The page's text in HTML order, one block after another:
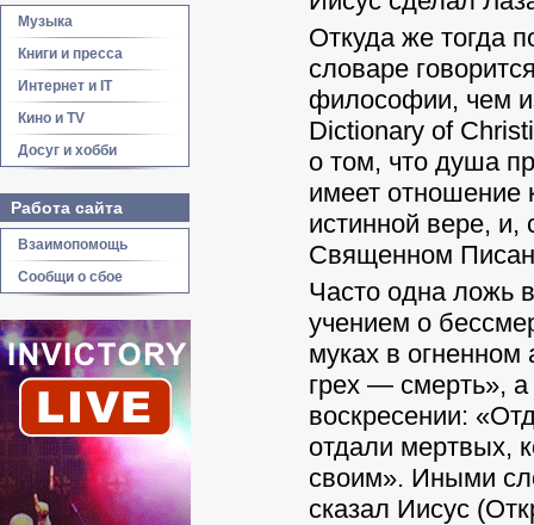
Музыка
Книги и пресса
Интернет и IT
Кино и TV
Досуг и хобби
Работа сайта
Взаимопомощь
Сообщи о сбое
Откуда же тогда
словаре
философии, чем
Dictionary of
о том, что душа
имеет
истинной вере, и,
Священном
Часто одна ложь
учением о
муках в огненном
грех — смерть»,
воскресении:
отдали мертвых,
своим». Иными
сказал Иисус